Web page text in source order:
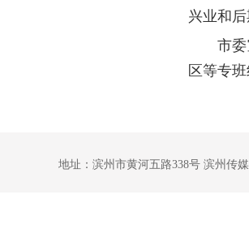
兴业和
市
区等专
地址：滨州市黄河五路338号 滨州传